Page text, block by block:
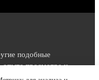
подобные
опыта просмотра и
Подробнее.